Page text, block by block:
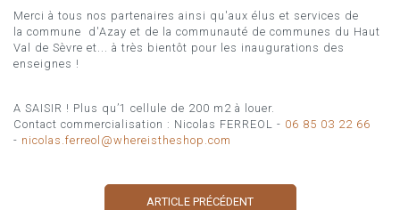
Merci à tous nos partenaires ainsi qu'aux élus et services de
la commune d'Azay et de la communauté de communes du Haut
Val de Sèvre et... à très bientôt pour les inaugurations des
enseignes !
A SAISIR ! Plus qu’1 cellule de 200 m2 à louer.
Contact commercialisation : Nicolas FERREOL - 06 85 03 22 66
- nicolas.ferreol@whereistheshop.com
ARTICLE PRÉCÉDENT